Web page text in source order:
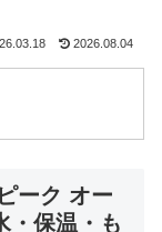
2026.08.04
ーク オー
・保温・も